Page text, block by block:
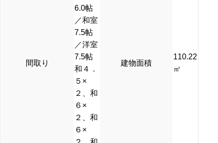
間取り
6.0帖
／和室
7.5帖
／洋室
7.5帖
和４．
５×
２、和
６×
２、和
６×
建物面積
110.22
㎡